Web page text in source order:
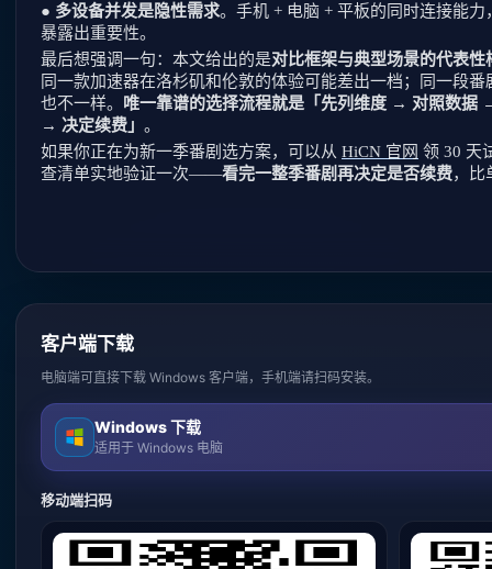
● 多设备并发是隐性需求。手机 + 电脑 + 平板的同时连接能
暴露出重要性。
最后想强调一句：本文给出的是对比框架与典型场景的代表性
同一款加速器在洛杉矶和伦敦的体验可能差出一档；同一段
也不一样。
唯一靠谱的选择流程就是「先列维度 → 对照数据
→ 决定续费」 。
如果你正在为新一季番剧选方案，可以从 HiCN 官网 领 30 天
查清单实地验证一次——看完一整季番剧再决定是否续费，比
客户端下载
电脑端可直接下载 Windows 客户端，手机端请扫码安装。
Windows 下载
适用于 Windows 电脑
移动端扫码